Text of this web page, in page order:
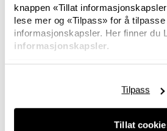
knappen «Tillat
lese mer og «Tilpass» for å
informasjonskapsler. Her finner du
informasjonskapsler.
Tillat
Tilpass